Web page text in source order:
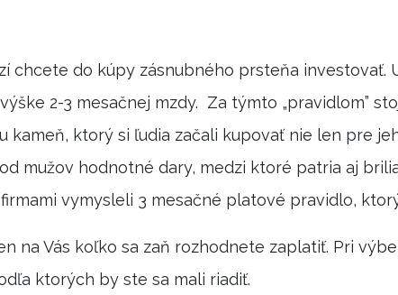
chcete do kúpy zásnubného prsteňa investovať.
2-3 mesačnej mzdy. Za týmto „pravidlom”
kameň, ktorý si ľudia začali kupovať nie len pre
mužov hodnotné dary, medzi ktoré patria aj
vymysleli 3 mesačné platové pravidlo,
na Vás koľko sa zaň rozhodnete zaplatiť. Pri
ktorých by ste sa mali riadiť.